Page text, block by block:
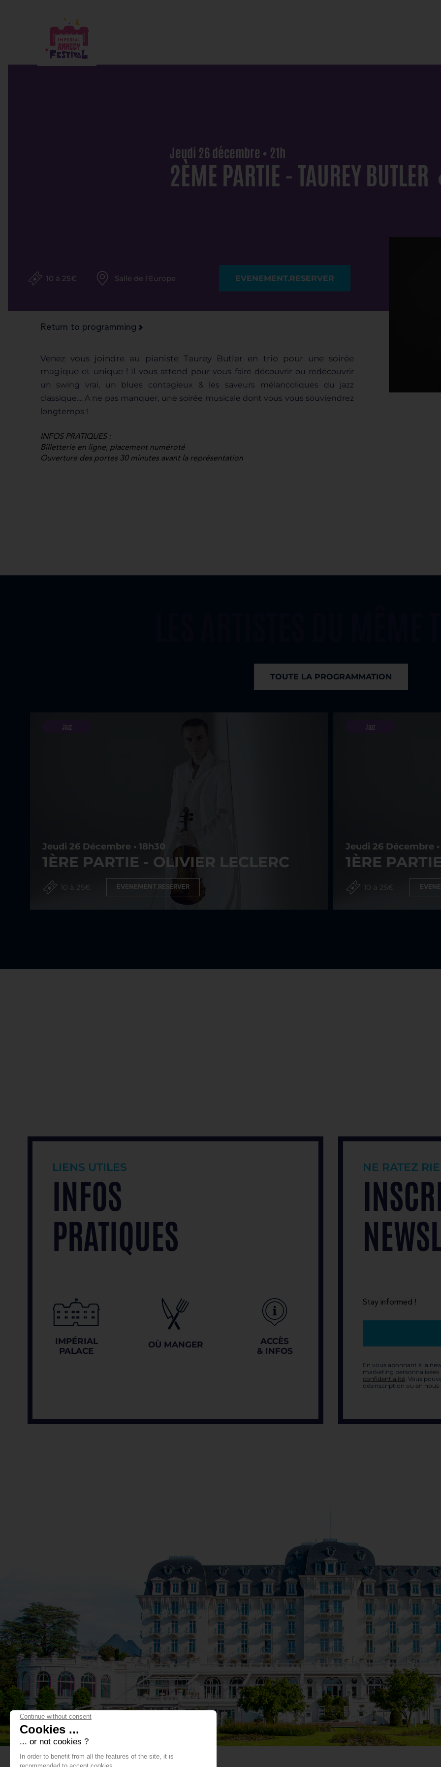
Jeudi 26 décembre • 21h
2ÈME PARTIE - TAUREY BUTLER
10 à 25€ Salle de l'Europe EVENEMENT.RESERVER
Return to programming
Venez vous joindre au pianiste Taurey Butler en trio pour une soirée
magique et unique ! Il vous attend pour vous faire découvrir ou redécouvrir
un swing vrai, un blues contagieux & les saveurs mélancoliques du jazz
classique....A ne pas manquer, une soirée musicale dont vous vous souviendrez
longtemps !
INFOS PRATIQUES :
Billetterie en ligne, placement numéroté
Ouverture des portes 30 minutes avant la représentation
TOUTE LA PROGRAMMATION
Jazz
Jeudi 26 Décembre • 18h30
1ÈRE PARTIE - OLIVIER LECLERC
10 à 25€ EVENEMENT.RESERVER
Jazz
Jeudi 26 Décembre •
1ÈRE
10 à 25€
LIENS UTILES
INFOS
PRATIQUES
IMPÉRIAL
PALACE
OÙ MANGER
ACCÈS
& INFOS
NE RATEZ
Stay informed !
En vous abonnant à la
marketing
confidentialité. Vous
désinscription ou en
Continue without consent
Cookies ...
... or not cookies ?
In order to benefit from all the features of the site, it is
recommended to accept cookies.